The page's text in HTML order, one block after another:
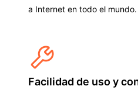
a Internet en todo el mundo.
Facilidad de uso y